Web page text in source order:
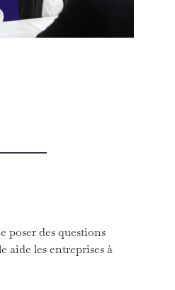
poser des questions
aide les entreprises à